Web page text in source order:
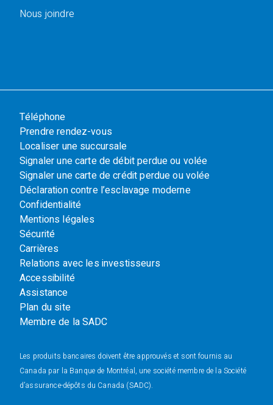
Nous joindre
Téléphone
Prendre rendez-vous
Localiser une succursale
Signaler une carte de débit perdue ou volée
Signaler une carte de crédit perdue ou volée
Déclaration contre l’esclavage moderne
Confidentialité
Mentions légales
Sécurité
Carrières
Relations avec les investisseurs
Accessibilité
Assistance
Plan du site
Membre de la SADC
Les produits bancaires doivent être approuvés et sont fournis au
Canada par la Banque de Montréal, une société membre de la Société
d’assurance-dépôts du Canada (SADC).